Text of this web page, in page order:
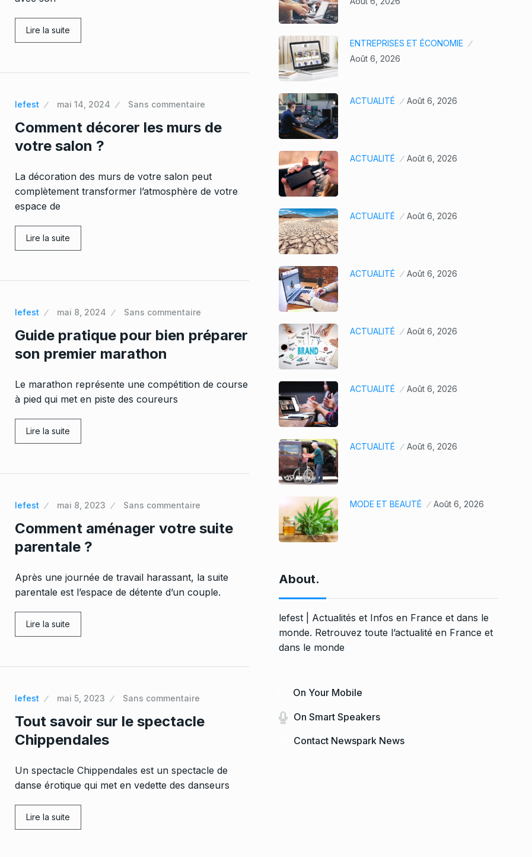
Lire la suite
lefest mai 14, 2024 Sans commentaire
Comment décorer les murs de
votre salon ?
La décoration des murs de votre salon peut
complètement transformer l’atmosphère de votre
espace de
Lire la suite
lefest mai 8, 2024 Sans commentaire
Guide pratique pour bien préparer
son premier marathon
Le marathon représente une compétition de course
à pied qui met en piste des coureurs
Lire la suite
lefest mai 8, 2023 Sans commentaire
Comment aménager votre suite
parentale ?
Après une journée de travail harassant, la suite
parentale est l’espace de détente d’un couple.
Lire la suite
lefest mai 5, 2023 Sans commentaire
Tout savoir sur le spectacle
Chippendales
Un spectacle Chippendales est un spectacle de
danse érotique qui met en vedette des danseurs
Lire la suite
ENTREPRISES ET ÉCONOMIE
Août 6, 2026
ACTUALITÉ Août 6, 2026
ACTUALITÉ Août 6, 2026
ACTUALITÉ Août 6, 2026
ACTUALITÉ Août 6, 2026
ACTUALITÉ Août 6, 2026
ACTUALITÉ Août 6, 2026
ACTUALITÉ Août 6, 2026
MODE ET BEAUTÉ Août 6, 2026
About.
lefest | Actualités et Infos en France et dans le
monde. Retrouvez toute l’actualité en France et
dans le monde
On Your Mobile
On Smart Speakers
Contact Newspark News